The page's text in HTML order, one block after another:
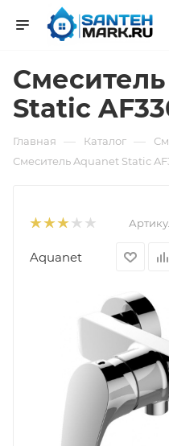
Static
Главная — Каталог —
Смеситель Aquanet Static
Aquanet